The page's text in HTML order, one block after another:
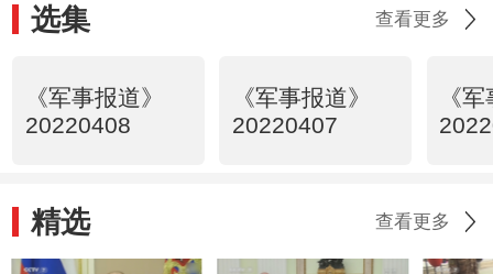
选集 查看更多
《军事报道》
20220408
《军事报道》
20220407
《
精选 查看更多